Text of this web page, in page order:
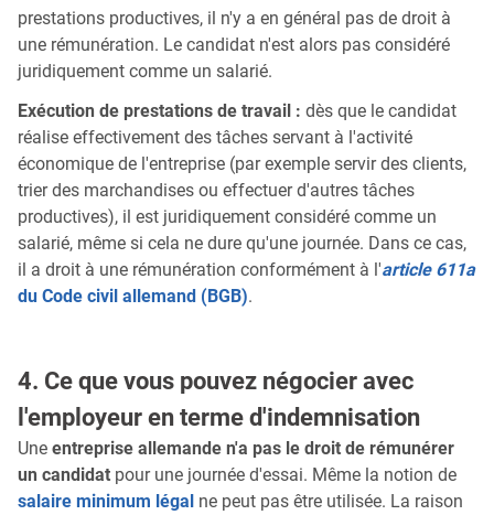
prestations productives, il n'y a en général pas de droit à
une rémunération. Le candidat n'est alors pas considéré
juridiquement comme un salarié.
Exécution de prestations de travail : dès que le candidat
réalise effectivement des tâches servant à l'activité
économique de l'entreprise (par exemple servir des clients,
trier des marchandises ou effectuer d'autres tâches
productives), il est juridiquement considéré comme un
salarié, même si cela ne dure qu'une journée. Dans ce cas,
il a droit à une rémunération conformément à l'article 611a
du Code civil allemand (BGB).
4. Ce que vous pouvez négocier avec
l'employeur en terme d'indemnisation
Une entreprise allemande n'a pas le droit de rémunérer
un candidat pour une journée d'essai. Même la notion de
salaire minimum légal ne peut pas être utilisée. La raison